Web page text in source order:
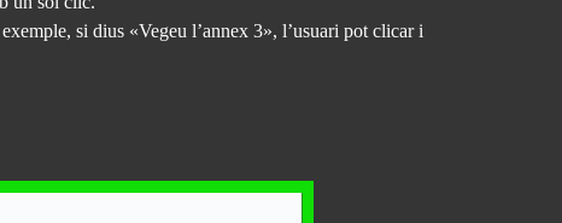
si dius «Vegeu l’annex 3», l’usuari pot clicar i